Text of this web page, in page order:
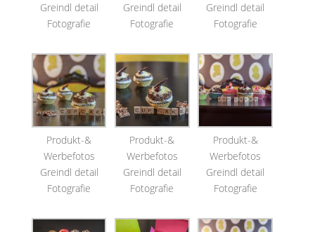
Greindl detail
Fotografie
Greindl detail
Fotografie
Greindl detail
Fotografie
Produkt-&
Werbefotos
Greindl detail
Fotografie
Produkt-&
Werbefotos
Greindl detail
Fotografie
Produkt-&
Werbefotos
Greindl detail
Fotografie